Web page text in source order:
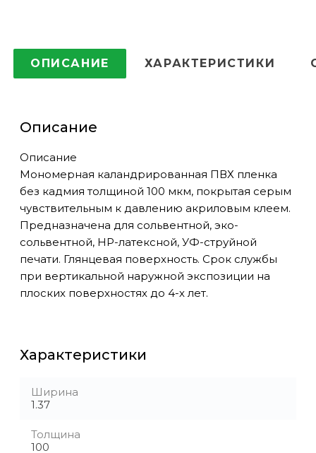
ОПИСАНИЕ ХАРАКТЕРИСТИКИ
Описание
Описание
Мономерная каландрированная ПВХ пленка
без кадмия толщиной 100 мкм, покрытая серым
чувствительным к давлению акриловым клеем.
Предназначена для сольвентной, эко-
сольвентной, HP-латексной, УФ-струйной
печати. Глянцевая поверхность. Срок службы
при вертикальной наружной экспозиции на
плоских поверхностях до 4-х лет.
Характеристики
Ширина
1.37
Толщина
100